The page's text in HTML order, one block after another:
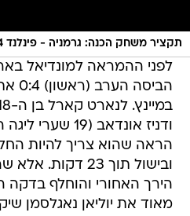
תקציר משחק הכנה: גרמניה - פינלנד 0:4
לפני ההמראה למונדיאל
ודניז אונדאב
הראה שהוא צריך להיות
ובישול תוך 23
מאוד את יוליאן נאגלסמן